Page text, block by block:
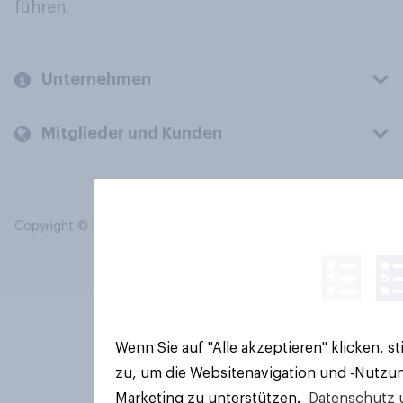
führen.
Unternehmen
Mitglieder und Kunden
Copyright © 2026 YouGov PLC. Alle Rechte vorbehalten.
Wenn Sie auf "Alle akzeptieren" klicken,
zu, um die Websitenavigation und -
Marketing zu unterstützen.
Datenschutz